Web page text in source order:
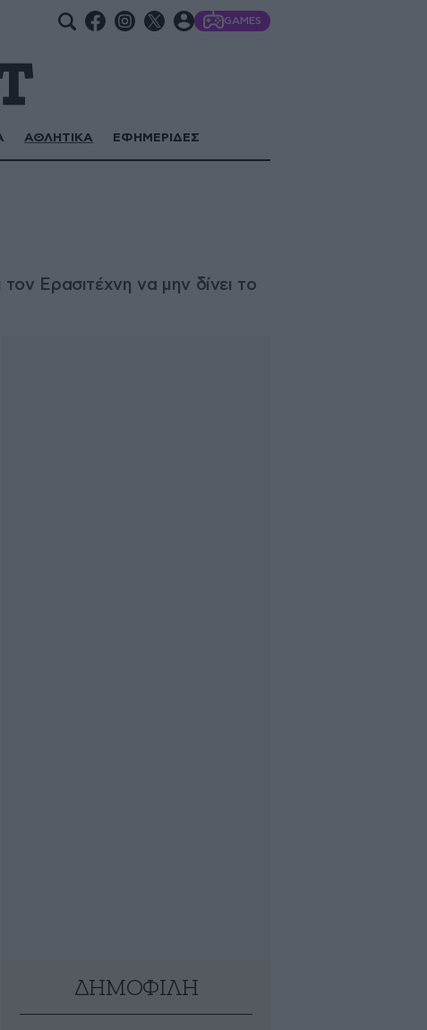
GAMES
ΑΘΛΗΤΙΚΑ ΕΦΗΜΕΡΙΔΕΣ
Ερασιτέχνη να μην δίνει το
ΔΗΜΟΦΙΛΗ